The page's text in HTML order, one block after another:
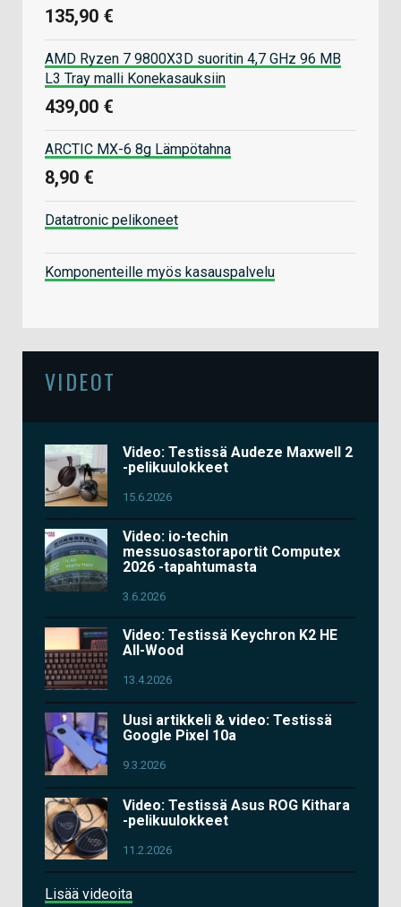
135,90 €
AMD Ryzen 7 9800X3D suoritin 4,7 GHz 96 MB
L3 Tray malli Konekasauksiin
439,00 €
ARCTIC MX-6 8g Lämpötahna
8,90 €
Datatronic pelikoneet
Komponenteille myös kasauspalvelu
VIDEOT
Video: Testissä Audeze Maxwell 2
-pelikuulokkeet
15.6.2026
Video: io-techin
messuosastoraportit Computex
2026 -tapahtumasta
3.6.2026
Video: Testissä Keychron K2 HE
All-Wood
13.4.2026
Uusi artikkeli & video: Testissä
Google Pixel 10a
9.3.2026
Video: Testissä Asus ROG Kithara
-pelikuulokkeet
11.2.2026
Lisää videoita